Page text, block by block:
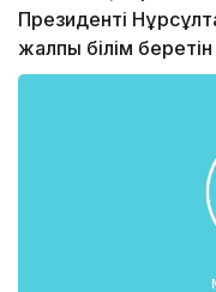
Президенті
жалпы білім